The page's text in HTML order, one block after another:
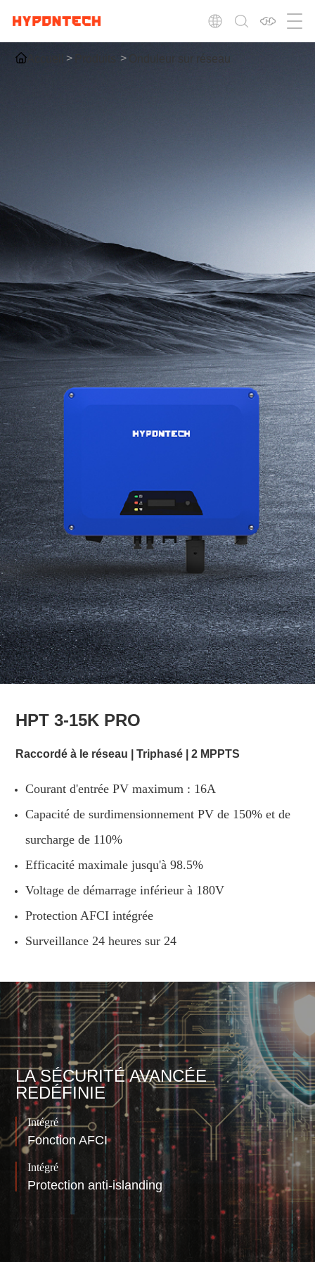
HPT 3-15K PRO
Raccordé à le réseau | Triphasé | 2 MPPTS
Courant d'entrée PV maximum : 16A
Capacité de surdimensionnement PV de 150% et de
surcharge de 110%
Efficacité maximale jusqu'à 98.5%
Voltage de démarrage inférieur à 180V
Protection AFCI intégrée
Surveillance 24 heures sur 24
Onduleur sur réseau
LA SÉCURITÉ AVANCÉE
REDÉFINIE
Intégré
Fonction AFCI
Intégré
Protection anti-islanding